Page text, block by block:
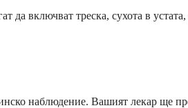
включват треска, сухота в
наблюдение. Вашият лекар ще